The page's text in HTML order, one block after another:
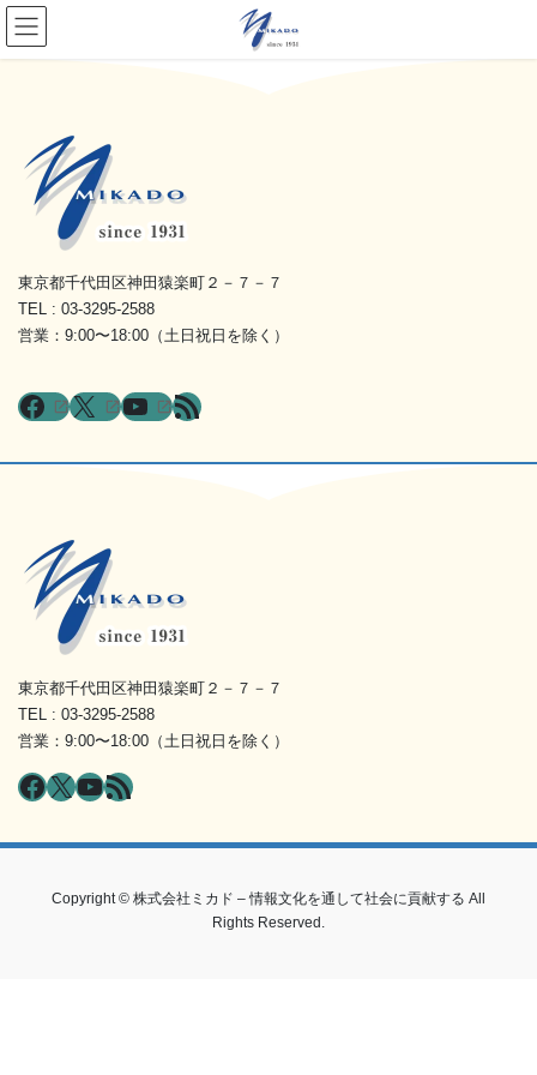
東京都千代田区神田猿楽町２－７－７
TEL : 03-3295-2588
営業：9:00〜18:00（土日祝日を除く）
Facebook
X YouTube
RSS フィード
東京都千代田区神田猿楽町２－７－７
TEL : 03-3295-2588
営業：9:00〜18:00（土日祝日を除く）
Facebook
X YouTube
RSS フィード
Copyright © 株式会社ミカド – 情報文化を通して社会に貢献する All
Rights Reserved.